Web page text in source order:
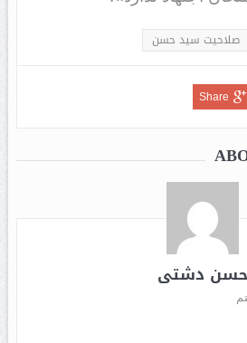
صلاحیت سید حسن
Share
حسن دشتی